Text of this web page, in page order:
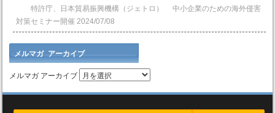
特許庁、日本貿易振興機構（ジェトロ） 中小企業のための海外侵害
対策セミナー開催 2024/07/08
メルマガ アーカイブ
メルマガ アーカイブ